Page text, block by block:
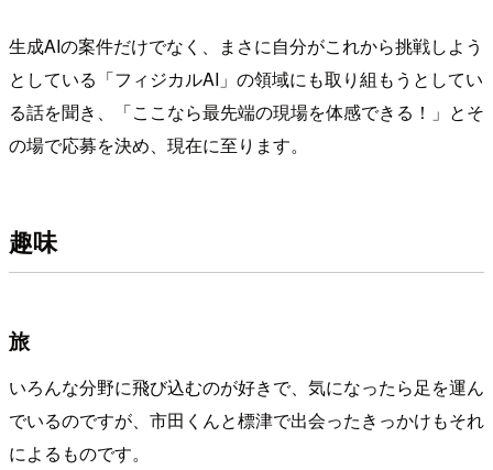
生成AIの案件だけでなく、まさに自分がこれから挑戦しよう
としている「フィジカルAI」の領域にも取り組もうとしてい
る話を聞き、「ここなら最先端の現場を体感できる！」とそ
の場で応募を決め、現在に至ります。
趣味
旅
いろんな分野に飛び込むのが好きで、気になったら足を運ん
でいるのですが、市田くんと標津で出会ったきっかけもそれ
によるものです。